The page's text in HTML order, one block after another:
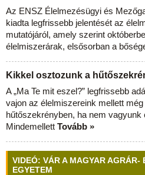
Az ENSZ Élelmezésügyi és
kiadta legfrissebb jelentését az
mutatójáról, amely szerint
élelmiszerárak, elsősorban a
Kikkel osztozunk a
A „Ma Te mit eszel?” legfrissebb
vajon az élelmiszereink mellett
hűtőszekrényben, ha nem vagyunk
Mindemellett Tovább »
VIDEÓ: VÁR A MAGYAR AGRÁR-
EGYETEM